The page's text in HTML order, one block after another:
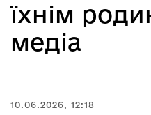
їхнім
медіа
10.06.2026, 12:18